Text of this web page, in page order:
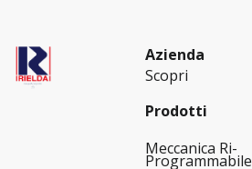
Azienda
Scopri
Prodotti
Meccanica Ri-
Programmabile